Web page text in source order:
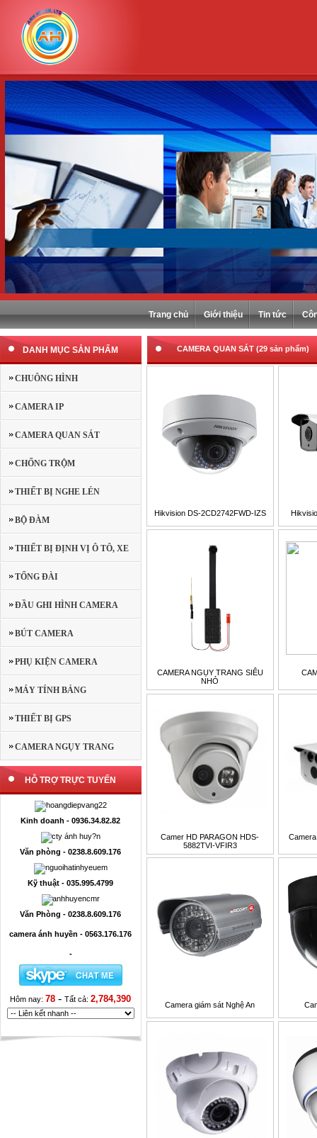
Trang chủ Giới thiệu Tin tức
DANH MỤC SẢN PHẨM
CHUÔNG HÌNH
CAMERA IP
CAMERA QUAN SÁT
CHỐNG TRỘM
THIẾT BỊ NGHE LÉN
BỘ ĐÀM
THIẾT BỊ ĐỊNH VỊ Ô TÔ, XE
MÁY
TỔNG ĐÀI
ĐẦU GHI HÌNH CAMERA
BÚT CAMERA
PHỤ KIỆN CAMERA
MÁY TÍNH BẢNG
THIẾT BỊ GPS
CAMERA NGỤY TRANG
HỖ TRỢ TRỰC TUYẾN
Kinh doanh - 0936.34.82.82
Văn phòng - 0238.8.609.176
Kỹ thuật - 035.995.4799
Văn Phòng - 0238.8.609.176
camera ánh huyền - 0563.176.176
-
Hôm nay:78 -Tất cả:2,784,390
CAMERA QUAN SÁT (29 sản phẩm)
Hikvision DS-2CD2742FWD-IZS
CAMERA NGỤY TRANG SIÊU
NHỎ
Camer HD PARAGON HDS-
5882TVI-VFIR3
Camera giám sát Nghệ An